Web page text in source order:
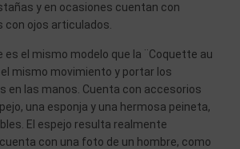
y en ocasiones cuentan con
ojos articulados.
es el mismo modelo que la ¨Coquette au
mismo movimiento y portar los
en las manos. Cuenta con accesorios
una esponja y una hermosa peineta,
El espejo resulta realmente
con una foto de un hombre, como